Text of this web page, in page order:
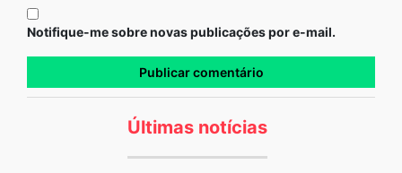
Notifique-me sobre novas publicações por e-mail.
Últimas notícias